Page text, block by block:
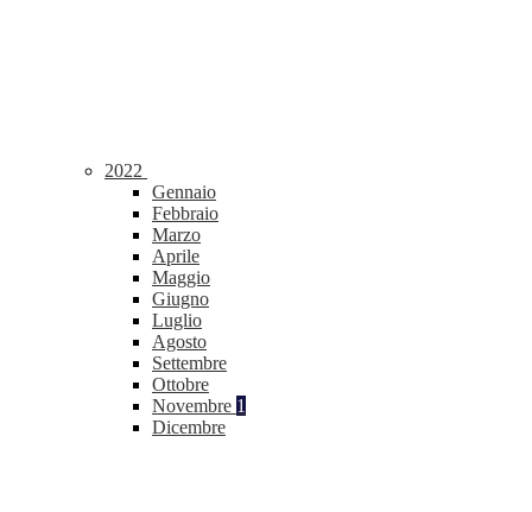
2022
Gennaio
Febbraio
Marzo
Aprile
Maggio
Giugno
Luglio
Agosto
Settembre
Ottobre
Novembre 1
Dicembre